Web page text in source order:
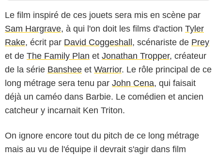
Le film inspiré de ces jouets sera mis en scène par
Sam Hargrave, à qui l'on doit les films d'action Tyler
Rake, écrit par David Coggeshall, scénariste de Prey
et de The Family Plan et Jonathan Tropper, créateur
de la série Banshee et Warrior. Le rôle principal de ce
long métrage sera tenu par John Cena, qui faisait
déjà un caméo dans Barbie. Le comédien et ancien
catcheur y incarnait Ken Triton.
On ignore encore tout du pitch de ce long métrage
mais au vu de l'équipe il devrait s'agir dans film